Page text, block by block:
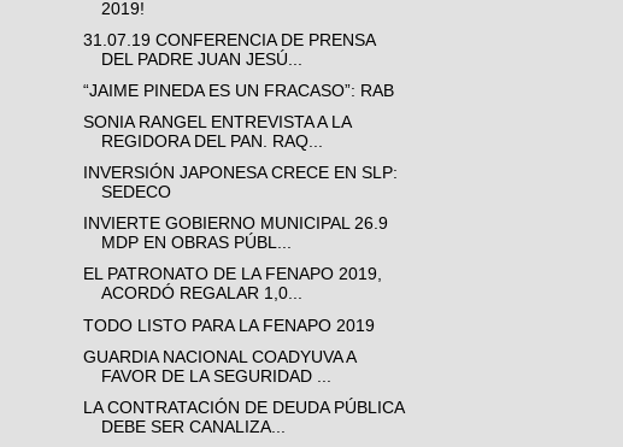
2019!
31.07.19 CONFERENCIA DE PRENSA
DEL PADRE JUAN JESÚ...
“JAIME PINEDA ES UN FRACASO”: RAB
SONIA RANGEL ENTREVISTA A LA
REGIDORA DEL PAN. RAQ...
INVERSIÓN JAPONESA CRECE EN SLP:
SEDECO
INVIERTE GOBIERNO MUNICIPAL 26.9
MDP EN OBRAS PÚBL...
EL PATRONATO DE LA FENAPO 2019,
ACORDÓ REGALAR 1,0...
TODO LISTO PARA LA FENAPO 2019
GUARDIA NACIONAL COADYUVA A
FAVOR DE LA SEGURIDAD ...
LA CONTRATACIÓN DE DEUDA PÚBLICA
DEBE SER CANALIZA...